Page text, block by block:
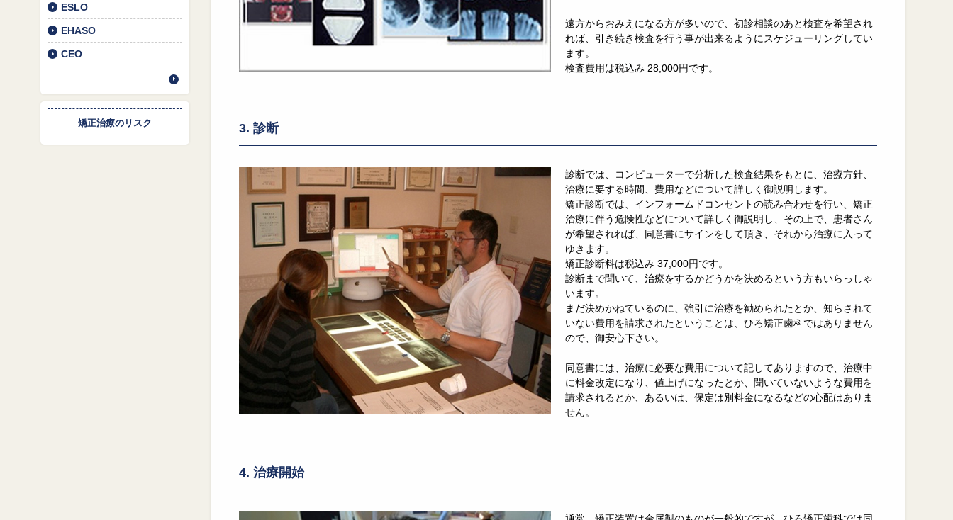
ESLO
EHASO
CEO
矯正治療のリスク
遠方からおみえになる方が多いので、初診相談のあと検査を希望され
れば、引き続き検査を行う事が出来るようにスケジューリングしてい
ます。
検査費用は税込み 28,000円です。
3. 診断
診断では、コンピューターで分析した検査結果をもとに、治療方針、
治療に要する時間、費用などについて詳しく御説明します。
矯正診断では、インフォームドコンセントの読み合わせを行い、矯正
治療に伴う危険性などについて詳しく御説明し、その上で、患者さん
が希望されれば、同意書にサインをして頂き、それから治療に入って
ゆきます。
矯正診断料は税込み 37,000円です。
診断まで聞いて、治療をするかどうかを決めるという方もいらっしゃ
います。
まだ決めかねているのに、強引に治療を勧められたとか、知らされて
いない費用を請求されたということは、ひろ矯正歯科ではありません
ので、御安心下さい。
同意書には、治療に必要な費用について記してありますので、治療中
に料金改定になり、値上げになったとか、聞いていないような費用を
請求されるとか、あるいは、保定は別料金になるなどの心配はありま
せん。
4. 治療開始